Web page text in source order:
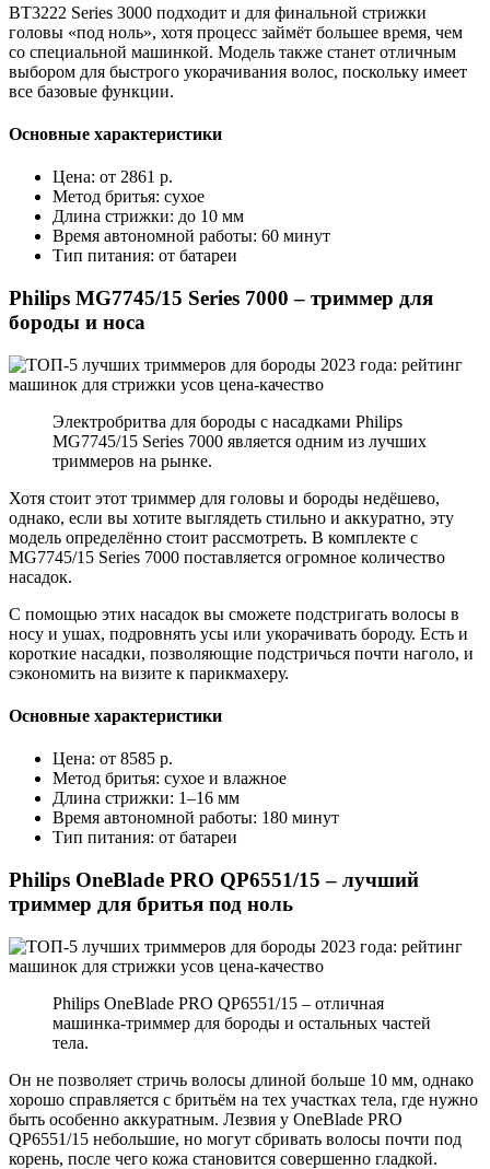
BT3222 Series 3000 подходит и для финальной стрижки
головы «под ноль», хотя процесс займёт большее время, чем
со специальной машинкой. Модель также станет отличным
выбором для быстрого укорачивания волос, поскольку имеет
все базовые функции.
Основные характеристики
Цена: от 2861 р.
Метод бритья: сухое
Длина стрижки: до 10 мм
Время автономной работы: 60 минут
Тип питания: от батареи
Philips MG7745/15 Series 7000 – триммер для
бороды и носа
Электробритва для бороды с насадками Philips
MG7745/15 Series 7000 является одним из лучших
триммеров на рынке.
Хотя стоит этот триммер для головы и бороды недёшево,
однако, если вы хотите выглядеть стильно и аккуратно, эту
модель определённо стоит рассмотреть. В комплекте с
MG7745/15 Series 7000 поставляется огромное количество
насадок.
С помощью этих насадок вы сможете подстригать волосы в
носу и ушах, подровнять усы или укорачивать бороду. Есть и
короткие насадки, позволяющие подстричься почти наголо, и
сэкономить на визите к парикмахеру.
Основные характеристики
Цена: от 8585 р.
Метод бритья: сухое и влажное
Длина стрижки: 1–16 мм
Время автономной работы: 180 минут
Тип питания: от батареи
Philips OneBlade PRO QP6551/15 – лучший
триммер для бритья под ноль
Philips OneBlade PRO QP6551/15 – отличная
машинка-триммер для бороды и остальных частей
тела.
Он не позволяет стричь волосы длиной больше 10 мм, однако
хорошо справляется с бритьём на тех участках тела, где нужно
быть особенно аккуратным. Лезвия у OneBlade PRO
QP6551/15 небольшие, но могут сбривать волосы почти под
корень, после чего кожа становится совершенно гладкой.